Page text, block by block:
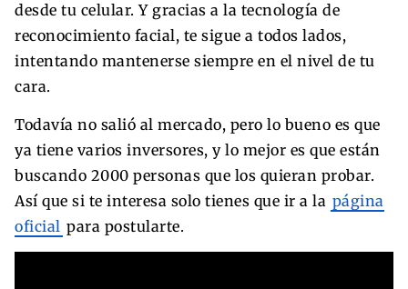
desde tu celular. Y gracias a la tecnología de
reconocimiento facial, te sigue a todos lados,
intentando mantenerse siempre en el nivel de tu
cara.
Todavía no salió al mercado, pero lo bueno es que
ya tiene varios inversores, y lo mejor es que están
buscando 2000 personas que los quieran probar.
Así que si te interesa solo tienes que ir a la página
oficial para postularte.